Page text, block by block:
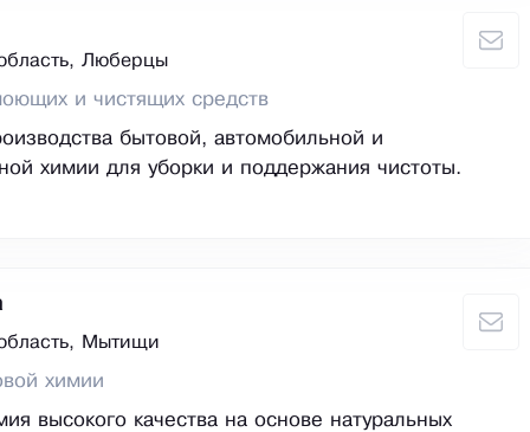
Люберцы
и чистящих средств
бытовой, автомобильной и
химии для уборки и поддержания чистоты.
Мытищи
химии
высокого качества на основе натуральных